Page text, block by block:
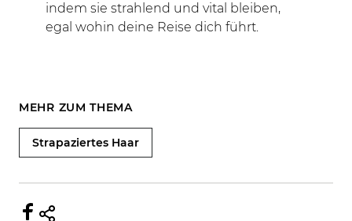
indem sie strahlend und vital bleiben,
egal wohin deine Reise dich führt.
MEHR ZUM THEMA
Strapaziertes Haar